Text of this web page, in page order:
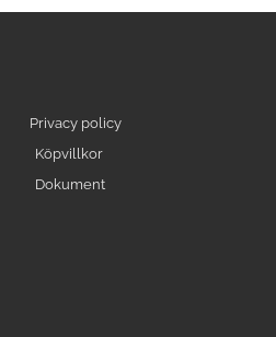
Privacy policy
Köpvillkor
Dokument